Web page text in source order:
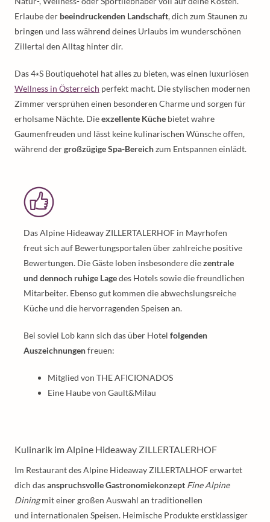
Erlaube der beeindruckenden Landschaft, dich zum Staunen zu
bringen und lass während deines Urlaubs im wunderschönen
Zillertal den Alltag hinter dir.
Das 4⭑S Boutiquehotel hat alles zu bieten, was einen luxuriösen
Wellness in Österreich perfekt macht. Die stylischen modernen
Zimmer versprühen einen besonderen Charme und sorgen für
erholsame Nächte. Dieexzellente Küche bietet wahre
Gaumenfreuden und lässt keine kulinarischen Wünsche offen,
während dergroßzügige Spa-Bereichzum Entspannen einlädt.
Das Alpine Hideaway ZILLERTALERHOF in Mayrhofen
freut sich auf Bewertungsportalen über zahlreiche positive
Bewertungen. Die Gäste loben insbesondere diezentrale
und dennoch ruhige Lagedes Hotels sowie die freundlichen
Mitarbeiter. Ebenso gut kommen die abwechslungsreiche
Küche und die hervorragenden Speisen an.
Bei soviel Lob kann sich das über Hotel folgenden
Auszeichnungenfreuen:
Mitglied von THE AFICIONADOS
Eine Haube von Gault&Milau
Kulinarik im Alpine Hideaway ZILLERTALERHOF
Im Restaurant des Alpine Hideaway ZILLERTALHOF erwartet
dich dasanspruchsvolle Gastronomiekonzept Fine Alpine
Diningmit einer großen Auswahl an traditionellen
und internationalen Speisen. Heimische Produkte erstklassiger